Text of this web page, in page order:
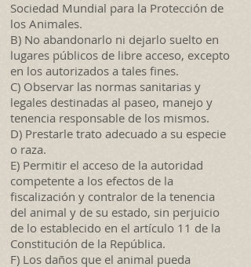
Sociedad Mundial para la Protección de
los Animales.
B) No abandonarlo ni dejarlo suelto en
lugares públicos de libre acceso, excepto
en los autorizados a tales fines.
C) Observar las normas sanitarias y
legales destinadas al paseo, manejo y
tenencia responsable de los mismos.
D) Prestarle trato adecuado a su especie
o raza.
E) Permitir el acceso de la autoridad
competente a los efectos de la
fiscalización y contralor de la tenencia
del animal y de su estado, sin perjuicio
de lo establecido en el artículo 11 de la
Constitución de la República.
F) Los daños que el animal pueda